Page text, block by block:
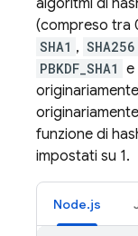
algoritmi di
(compreso tra
SHA1 , SHA256
PBKDF_SHA1 e
funzione di
impostati su 1.
Node.js